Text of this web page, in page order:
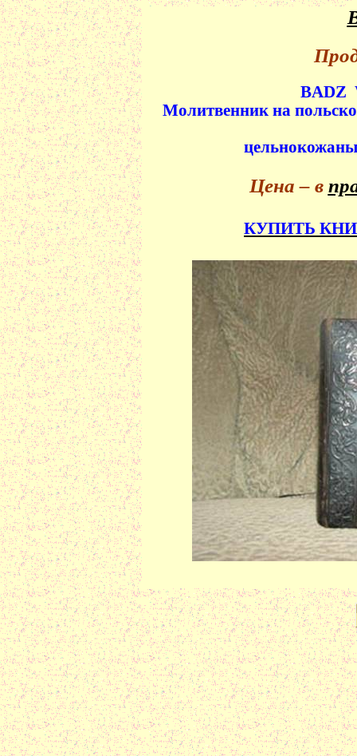
BADZ
Молитвенник на
Цена – в
КУПИТЬ